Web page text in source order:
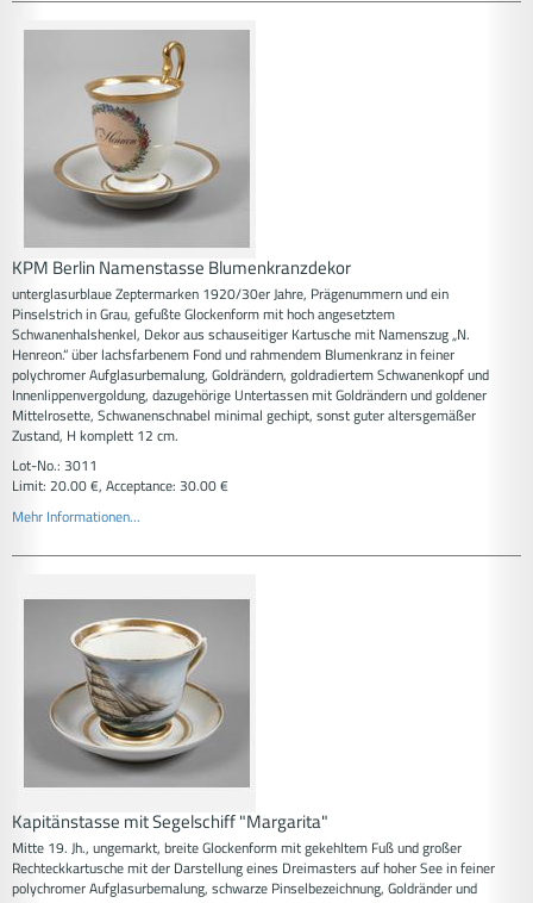
KPM Berlin Namenstasse Blumenkranzdekor
unterglasurblaue Zeptermarken 1920/30er Jahre, Prägenummern und ein
Pinselstrich in Grau, gefußte Glockenform mit hoch angesetztem
Schwanenhalshenkel, Dekor aus schauseitiger Kartusche mit Namenszug „N.
Henreon.“ über lachsfarbenem Fond und rahmendem Blumenkranz in feiner
polychromer Aufglasurbemalung, Goldrändern, goldradiertem Schwanenkopf und
Innenlippenvergoldung, dazugehörige Untertassen mit Goldrändern und goldener
Mittelrosette, Schwanenschnabel minimal gechipt, sonst guter altersgemäßer
Zustand, H komplett 12 cm.
Lot-No.: 3011
Limit: 20.00 €, Acceptance: 30.00 €
Mehr Informationen...
Kapitänstasse mit Segelschiff "Margarita"
Mitte 19. Jh., ungemarkt, breite Glockenform mit gekehltem Fuß und großer
Rechteckkartusche mit der Darstellung eines Dreimasters auf hoher See in feiner
polychromer Aufglasurbemalung, schwarze Pinselbezeichnung, Goldränder und